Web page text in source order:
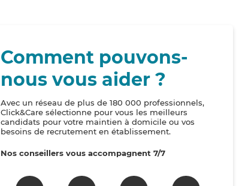
Comment pouvons-
nous vous aider ?
Avec un réseau de plus de 180 000 professionnels,
Click&Care sélectionne pour vous les meilleurs
candidats pour votre maintien à domicile ou vos
besoins de recrutement en établissement.
Nos conseillers vous accompagnent 7/7